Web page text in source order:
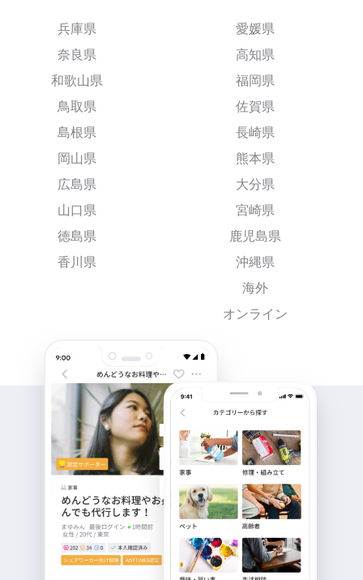
兵庫県
奈良県
和歌山県
鳥取県
島根県
岡山県
広島県
山口県
徳島県
香川県
愛媛県
高知県
福岡県
佐賀県
長崎県
熊本県
大分県
宮崎県
鹿児島県
沖縄県
海外
オンライン